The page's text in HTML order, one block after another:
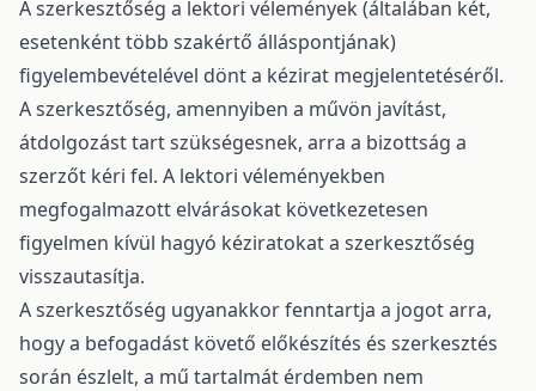
A szerkesztőség a lektori vélemények (általában két,
esetenként több szakértő álláspontjának)
figyelembevételével dönt a kézirat megjelentetéséről.
A szerkesztőség, amennyiben a művön javítást,
átdolgozást tart szükségesnek, arra a bizottság a
szerzőt kéri fel. A lektori véleményekben
megfogalmazott elvárásokat következetesen
figyelmen kívül hagyó kéziratokat a szerkesztőség
visszautasítja.
A szerkesztőség ugyanakkor fenntartja a jogot arra,
hogy a befogadást követő előkészítés és szerkesztés
során észlelt, a mű tartalmát érdemben nem